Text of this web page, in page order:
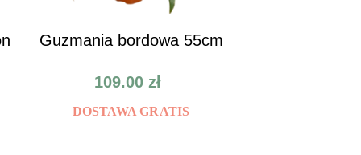
Guzmania bordowa 55cm
109.00 zł
DOSTAWA GRATIS